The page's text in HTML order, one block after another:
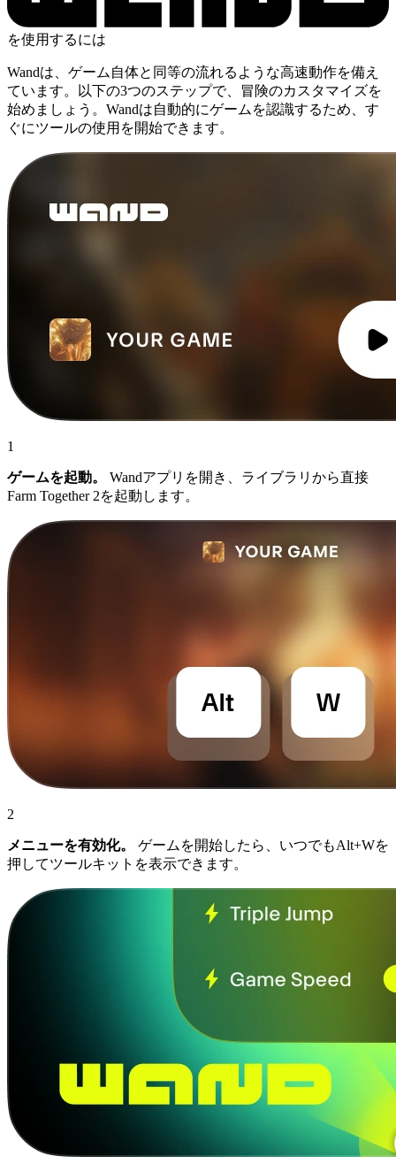
を使用するには
Wandは、ゲーム自体と同等の流れるような高速動作を備え
ています。以下の3つのステップで、冒険のカスタマイズを
始めましょう。Wandは自動的にゲームを認識するため、す
ぐにツールの使用を開始できます。
1
ゲームを起動。
Wandアプリを開き、ライブラリから直接
Farm Together 2を起動します。
2
メニューを有効化。
ゲームを開始したら、いつでもAlt+Wを
押してツールキットを表示できます。